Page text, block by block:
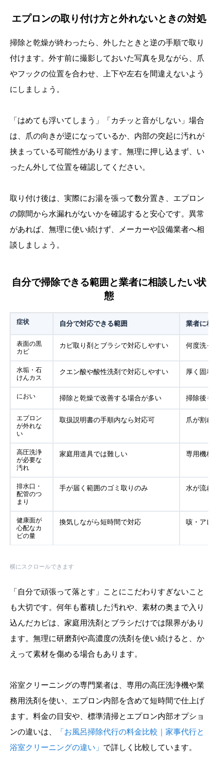
エプロンの取り付け方と外れないときの対処
掃除と乾燥が終わったら、外したときと逆の手順で取り
付けます。外す前に撮影しておいた写真を見ながら、爪
やフックの位置を合わせ、上下や左右を間違えないよう
にしましょう。
「はめても浮いてしまう」「カチッと音がしない」場合
は、爪の向きが逆になっているか、内部の突起に汚れが
挟まっている可能性があります。無理に押し込まず、い
ったん外して位置を確認してください。
取り付け後は、実際にお湯を張って数分置き、エプロン
の隙間から水漏れがないかを確認すると安心です。異常
があれば、無理に使い続けず、メーカーや設備業者へ相
談しましょう。
自分で掃除できる範囲と業者に相談したい状
態
症状 自分で対応できる範囲 業者に相
表面の黒
カビ
カビ取り剤とブラシで対応しやすい 何度洗っ
水垢・石
けんカス
クエン酸や酸性洗剤で対応しやすい 厚く固着
におい 掃除と乾燥で改善する場合が多い 掃除後も
エプロン
が外れな
い
取扱説明書の手順内なら対応可 爪が割れ
高圧洗浄
が必要な
汚れ
家庭用道具では難しい 専用機材
排水口・
配管のつ
まり
手が届く範囲のゴミ取りのみ 水が流れ
健康面が
心配なカ
ビの量
換気しながら短時間で対応 咳・アレ
横にスクロールできます
「自分で頑張って落とす」ことにこだわりすぎないこと
も大切です。何年も蓄積した汚れや、素材の奥まで入り
込んだカビは、家庭用洗剤とブラシだけでは限界があり
ます。無理に研磨剤や高濃度の洗剤を使い続けると、か
えって素材を傷める場合もあります。
浴室クリーニングの専門業者は、専用の高圧洗浄機や業
務用洗剤を使い、エプロン内部を含めて短時間で仕上げ
ます。料金の目安や、標準清掃とエプロン内部オプショ
ンの違いは、
「お風呂掃除代行の料金比較｜家事代行と
浴室クリーニングの違い」 で詳しく比較しています。